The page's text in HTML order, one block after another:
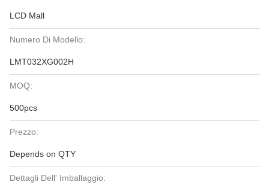
LCD Mall
Numero Di Modello:
LMT032XG002H
MOQ:
500pcs
Prezzo:
Depends on QTY
Dettagli Dell' Imballaggio: